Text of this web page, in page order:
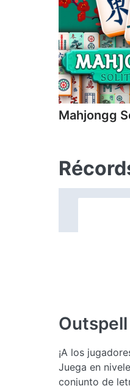
Mahjongg
Outspell
¡A los
Juega en
conjunto de